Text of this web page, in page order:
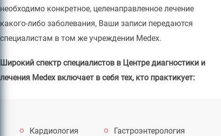
необходимо конкретное, целенаправленное лечение
какого-либо заболевания, Ваши записи передаются
специалистам в том же учреждении Medex.
Широкий спектр специалистов в Центре диагностики и
лечения Medex включает в себя тех, кто практикует:
Кардиология Гастроэнтерология